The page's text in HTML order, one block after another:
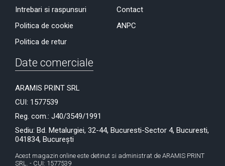
Intrebari si raspunsuri
Politica de cookie
Politica de retur
Contact
ANPC
Date comerciale
ARAMIS PRINT SRL
CUI: 1577539
Reg. com.: J40/3549/1991
Sediu: Bd. Metalurgiei, 32-44, Bucuresti-Sector 4, Bucuresti,
041834, București
Acest magazin online este detinut si administrat de ARAMIS PRINT
SRL. - CUI: 1577539